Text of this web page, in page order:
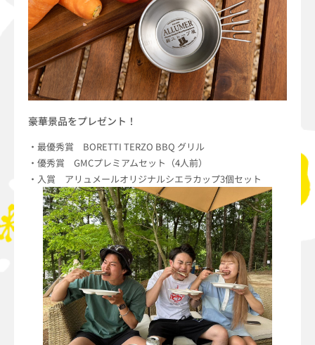
豪華景品をプレゼント！
・最優秀賞 BORETTI TERZO BBQ グリル
・優秀賞 GMCプレミアムセット（4人前）
・入賞 アリュメールオリジナルシエラカップ3個セット